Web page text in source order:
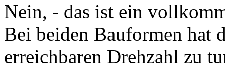
Nein, - das ist ein
Bei beiden Bauformen hat
erreichbaren Drehzahl zu